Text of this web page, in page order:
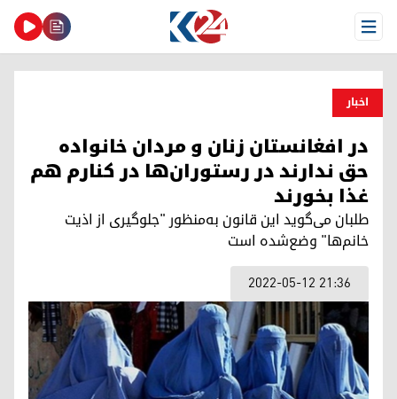
Open Menu
اخبار
در افغانستان زنان و مردان خانواده
حق ندارند در رستوران‌ها در کنارم هم
غذا بخورند
طلبان می‌گوید این قانون به‌منظور "جلوگیری از اذیت
خانم‌ها" وضع‌شده است
2022-05-12 21:36